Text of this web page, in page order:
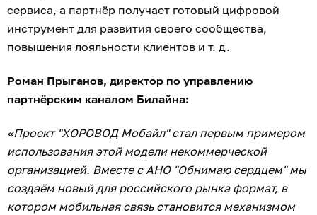
сервиса, а партнёр получает готовый цифровой
инструмент для развития своего сообщества,
повышения лояльности клиентов и т. д.
Роман Прыганов, директор по управлению
партнёрским каналом Билайна:
«Проект "ХОРОВОД Мобайл" стал первым примером
использования этой модели некоммерческой
организацией. Вместе с АНО "Обнимаю сердцем" мы
создаём новый для российского рынка формат, в
котором мобильная связь становится механизмом